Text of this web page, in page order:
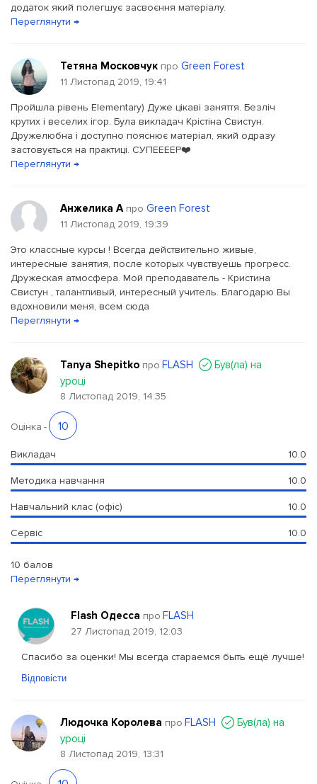
додаток який полегшує засвоєння матеріалу.
Переглянути →
Тетяна Московчук про Green Forest
11 Листопад 2019, 19:41
Пройшла рівень Elementary) Дуже цікаві заняття. Безліч
крутих і веселих ігор. Була викладач Крістіна Свистун.
Дружелюбна і доступно пояснює матеріал, який одразу
застовується на практиці. СУПЕЕЕЕР❤️
Переглянути →
Анжелика А про Green Forest
11 Листопад 2019, 19:39
Это классные курсы ! Всегда действительно живые,
интересные занятия, после которых чувствуешь прогресс.
Дружеская атмосфера. Мой преподаватель - Кристина
Свистун , талантливый, интересный учитель. Благодарю Вы
вдохновили меня, всем сюда
Переглянути →
Tanya Shepitko про FLASH
Був(ла) на
уроці
8 Листопад 2019, 14:35
Оцінка - 10
Викладач 10.0
Методика навчання 10.0
Навчальний клас (офіс) 10.0
Сервіс 10.0
10 балов
Переглянути →
Flash Одесса про FLASH
27 Листопад 2019, 12:03
Спасибо за оценки! Мы всегда стараемся быть ещё лучше!
Відповісти
Людочка Королева про FLASH
Був(ла) на
уроці
8 Листопад 2019, 13:31